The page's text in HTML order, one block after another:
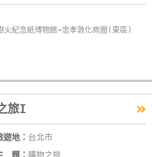
火紀念紙博物館→忠孝敦化商圈(東區)
旅I »
遊地： 台北市
題： 購物之旅